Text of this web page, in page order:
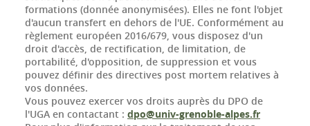
formations (donnée anonymisées). Elles ne font l'objet
d'aucun transfert en dehors de l'UE. Conformément au
règlement européen 2016/679, vous disposez d'un
droit d'accès, de rectification, de limitation, de
portabilité, d'opposition, de suppression et vous
pouvez définir des directives post mortem relatives à
vos données.
Vous pouvez exercer vos droits auprès du DPO de
l'UGA en contactant : dpo@univ-grenoble-alpes.fr